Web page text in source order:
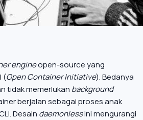
engineopen-source yang
(Open Container Initiative). Bedanya
tidak memerlukan background
berjalan sebagai proses anak
Desain daemonlessini mengurangi